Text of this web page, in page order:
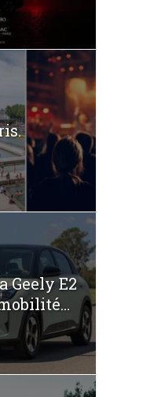
Geely E2